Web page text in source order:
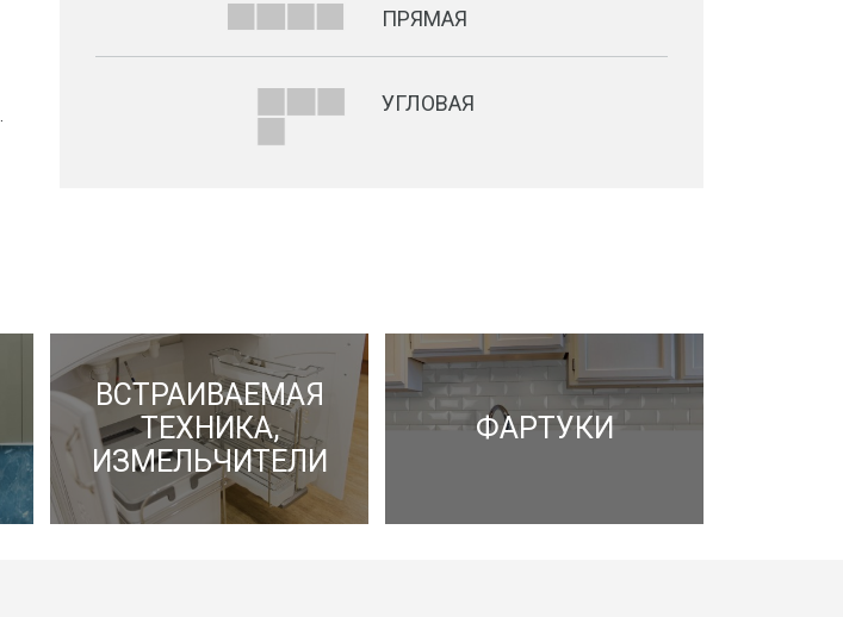
ПРЯМАЯ
УГЛОВАЯ
ВСТРАИВАЕМАЯ
ТЕХНИКА,
ИЗМЕЛЬЧИТЕЛИ
ФАРТУКИ